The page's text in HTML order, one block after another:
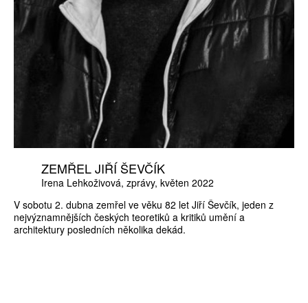
ZEMŘEL JIŘÍ ŠEVČÍK
Irena Lehkoživová zprávy květen 2022
V sobotu 2. dubna zemřel ve věku 82 let Jiří Ševčík, jeden z
nejvýznamnějších českých teoretiků a kritiků umění a
architektury posledních několika dekád.